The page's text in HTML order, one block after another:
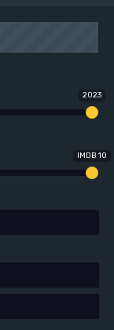
2023
IMDB 10